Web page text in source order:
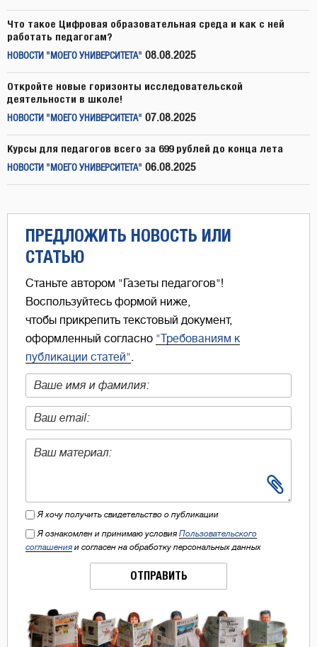
Что такое Цифровая образовательная среда и как с ней
работать педагогам?
НОВОСТИ "МОЕГО УНИВЕРСИТЕТА" 08.08.2025
Откройте новые горизонты исследовательской
деятельности в школе!
НОВОСТИ "МОЕГО УНИВЕРСИТЕТА" 07.08.2025
Курсы для педагогов всего за 699 рублей до конца лета
НОВОСТИ "МОЕГО УНИВЕРСИТЕТА" 06.08.2025
ПРЕДЛОЖИТЬ НОВОСТЬ ИЛИ
СТАТЬЮ
Станьте автором "Газеты педагогов"!
Воспользуйтесь формой ниже,
чтобы прикрепить текстовый документ,
оформленный согласно "Требованиям к
публикации статей".
Я хочу получить свидетельство о публикации
Я ознакомлен и принимаю условия Пользовательского
соглашения и согласен на обработку персональных данных
ОТПРАВИТЬ